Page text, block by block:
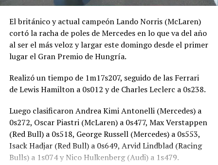
El británico y actual campeón Lando Norris (McLaren)
cortó la racha de poles de Mercedes en lo que va del año
al ser el más veloz y largar este domingo desde el primer
lugar el Gran Premio de Hungría.
Realizó un tiempo de 1m17s207, seguido de las Ferrari
de Lewis Hamilton a 0s012 y de Charles Leclerc a 0s238.
Luego clasificaron Andrea Kimi Antonelli (Mercedes) a
0s272, Oscar Piastri (McLaren) a 0s477, Max Verstappen
(Red Bull) a 0s518, George Russell (Mercedes) a 0s553,
Isack Hadjar (Red Bull) a 0s649, Arvid Lindblad (Racing
Bulls) a 1s074 y Nico Hulkenberg (Audi) a 1s479.